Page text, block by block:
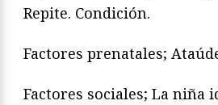
Repite. Condición.
Factores prenatales;
Factores sociales; La niña